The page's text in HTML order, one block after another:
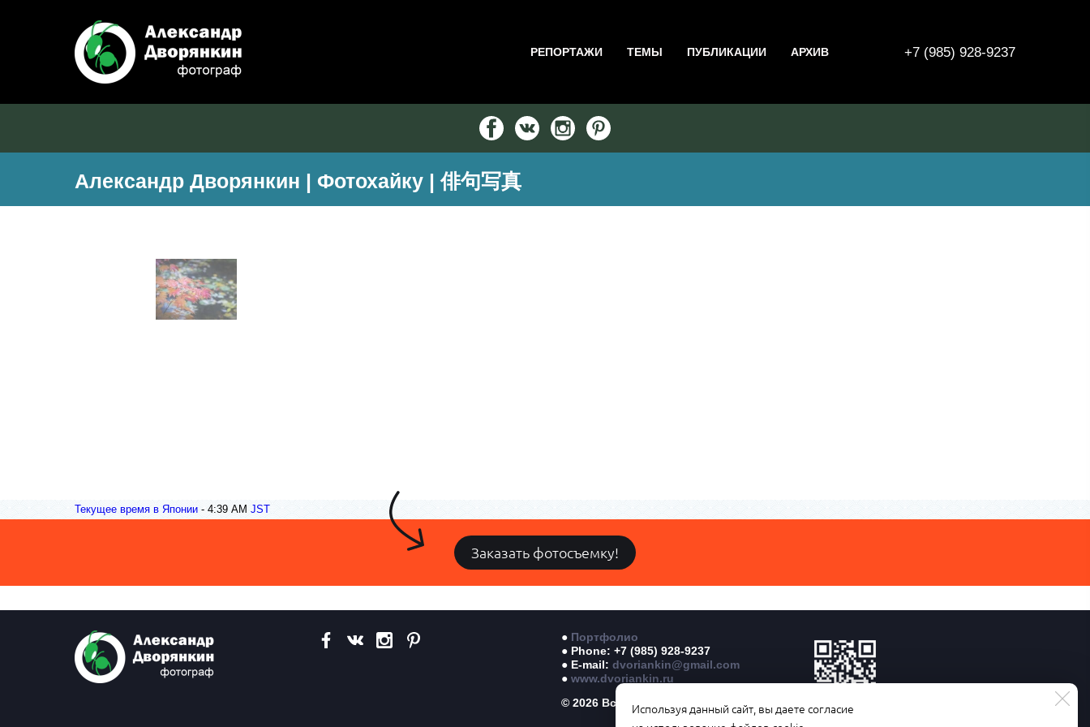
РЕПОРТАЖИ ТЕМЫ ПУБЛИКАЦИИ АРХИВ +7 (985) 928-9237
Александр Дворянкин | Фотохайку | 俳句写真
<em>Оглянулся на оклик —</em><em></em><em></em><br> <em>но вокруг лишь осенний лес.</em><br> <em>Падают листья...</em><br> <br>
Танэда Сантока 種田山頭火 (1882 —1940)<br> Перевод: А.А. Долина
Текущее время в Японии - 4:39 AM JST
Заказать фотосъемку!
● Портфолио
● Phone: +7 (985) 928-9237
● E-mail: dvoriankin@gmail.com
● www.dvoriankin.ru
© 2026 Все права защищены
Используя данный сайт, вы даете согласие